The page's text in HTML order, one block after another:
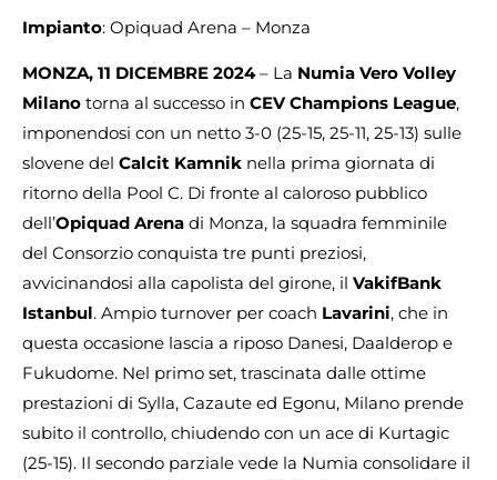
Impianto: Opiquad Arena – Monza
MONZA, 11 DICEMBRE 2024– La Numia Vero Volley
Milano torna al successo in CEV Champions League,
imponendosi con un netto 3-0 (25-15, 25-11, 25-13) sulle
slovene del Calcit Kamnik nella prima giornata di
ritorno della Pool C. Di fronte al caloroso pubblico
dell’Opiquad Arena di Monza, la squadra femminile
del Consorzio conquista tre punti preziosi,
avvicinandosi alla capolista del girone, il VakifBank
Istanbul. Ampio turnover per coach Lavarini, che in
questa occasione lascia a riposo Danesi, Daalderop e
Fukudome. Nel primo set, trascinata dalle ottime
prestazioni di Sylla, Cazaute ed Egonu, Milano prende
subito il controllo, chiudendo con un ace di Kurtagic
(25-15). Il secondo parziale vede la Numia consolidare il